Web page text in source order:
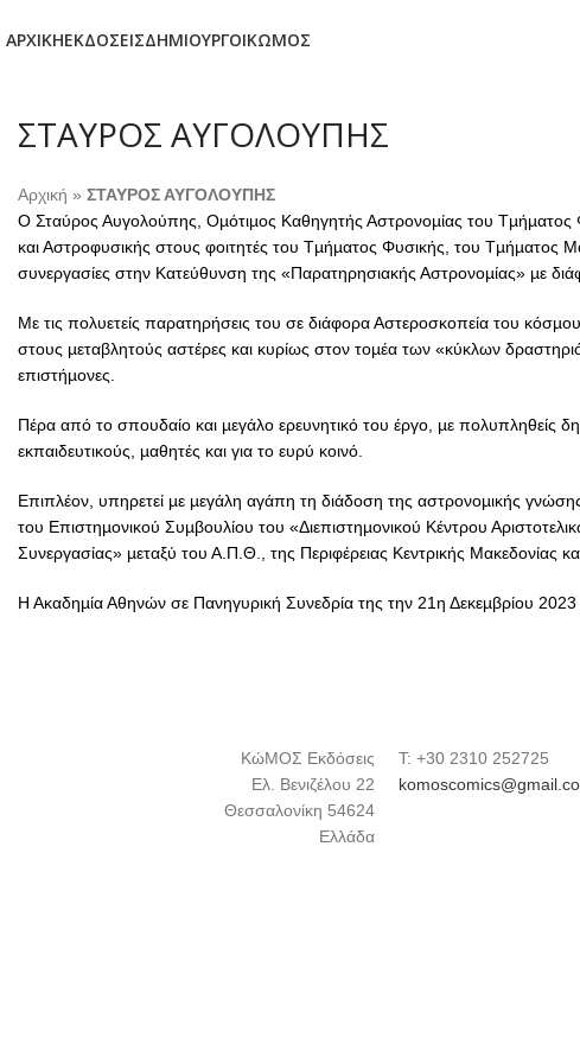
ΑΡΧΙΚΗΕΚΔΟΣΕΙΣΔΗΜΙΟΥΡΓΟΙΚΏΜΟΣ
ΣΤΑΥΡΟΣ ΑΥΓΟΛΟΥΠΗΣ
Αρχική » ΣΤΑΥΡΟΣ ΑΥΓΟΛΟΥΠΗΣ
Ο Σταύρος Αυγολούπης, Οµότιµος Καθηγητής Αστρονοµίας του Τµήµατος
και Αστροφυσικής στους φοιτητές του Τµήµατος Φυσικής, του Τµήµατος
συνεργασίες στην Κατεύθυνση της «Παρατηρησιακής Αστρονοµίας» µε
Με τις πολυετείς παρατηρήσεις του σε διάφορα Αστεροσκοπεία του
στους µεταβλητούς αστέρες και κυρίως στον τοµέα των «κύκλων
επιστήµονες.
Πέρα από το σπουδαίο και µεγάλο ερευνητικό του έργο, µε πολυπληθείς
εκπαιδευτικούς, µαθητές και για το ευρύ κοινό.
Επιπλέον, υπηρετεί µε µεγάλη αγάπη τη διάδοση της αστρονοµικής
του Επιστηµονικού Συµβουλίου του «Διεπιστηµονικού Κέντρου
Συνεργασίας» µεταξύ του Α.Π.Θ., της Περιφέρειας Κεντρικής Μακεδονίας
Η Ακαδηµία Αθηνών σε Πανηγυρική Συνεδρία της την 21η Δεκεµβρίου
ΚώΜΟΣ Εκδόσεις
Ελ. Βενιζέλου 22
Θεσσαλονίκη 54624
Ελλάδα
Τ: +30 2310 252725